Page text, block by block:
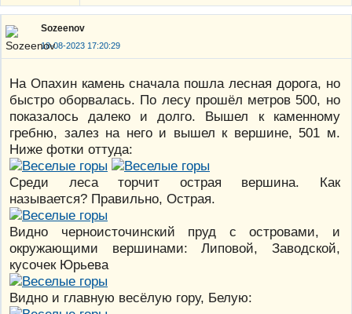
Sozeenov
18-08-2023 17:20:29
На Опахин камень сначала пошла лесная дорога, но
быстро оборвалась. По лесу прошёл метров 500, но
показалось далеко и долго. Вышел к каменному
гребню, залез на него и вышел к вершине, 501 м.
Ниже фотки оттуда:
Среди леса торчит острая вершина. Как
называется? Правильно, Острая.
Видно черноисточинский пруд с островами, и
окружающими вершинами: Липовой, Заводской,
кусочек Юрьева
Видно и главную весёлую гору, Белую: